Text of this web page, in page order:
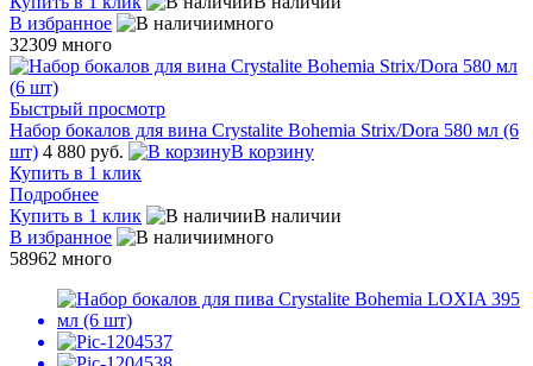
В избранное
много
32309 много
Быстрый просмотр
Набор бокалов для вина Crystalite Bohemia Strix/Dora 580 мл (6
шт) 4 880 руб.
В корзину
Купить в 1 клик
Подробнее
Купить в 1 клик
В наличии
В избранное
много
58962 много